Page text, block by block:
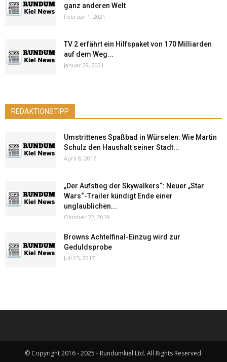
ganz anderen Welt
Februar 1, 2021
TV 2 erfährt ein Hilfspaket von 170 Milliarden
auf dem Weg...
Januar 29, 2021
REDAKTIONSTIPP
Umstrittenes Spaßbad in Würselen: Wie Martin
Schulz den Haushalt seiner Stadt...
April 8, 2017
„Der Aufstieg der Skywalkers“: Neuer „Star
Wars“-Trailer kündigt Ende einer
unglaublichen...
Oktober 22, 2019
Browns Achtelfinal-Einzug wird zur
Geduldsprobe
Juli 25, 2017
© Copyright 2016 - 2025 - Rundumkiel Ltd. All Rights Reserved.